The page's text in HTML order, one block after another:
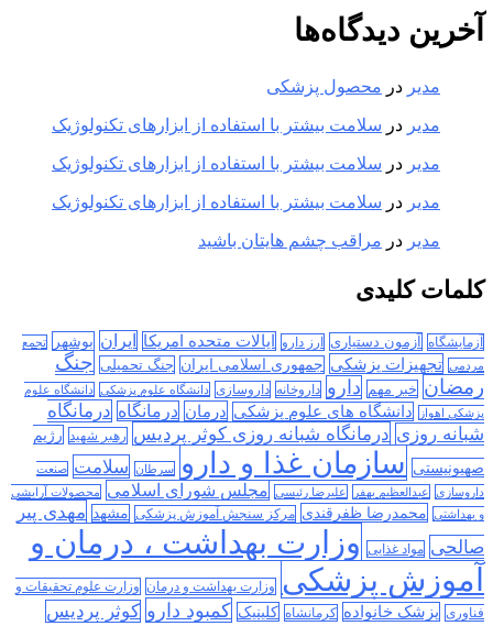
آخرین دیدگاه‌ها
مدیر در محصول پزشکی
مدیر در سلامت بیشتر با استفاده از ابزارهای تکنولوژیک
مدیر در سلامت بیشتر با استفاده از ابزارهای تکنولوژیک
مدیر در سلامت بیشتر با استفاده از ابزارهای تکنولوژیک
مدیر در مراقب چشم هایتان باشید
کلمات کلیدی
آزمایشگاه آزمون دستیاری ارز دارو ایالات متحده امریکا ایران بوشهر
تجمع
مردمی تجهیزات پزشکی جمهوری اسلامی ایران جنگ تحمیلی جنگ
رمضان خبر مهم دارو داروخانه داروسازی دانشگاه علوم پزشکی دانشگاه علوم
پزشکی اهواز
دانشگاه های علوم پزشکی درمان درمانگاه درمانگاه
شبانه روزی درمانگاه شبانه روزی کوثر پردیس رهبر شهید
رژیم
صهیونیستی سازمان غذا و دارو سرطان سلامت صنعت
داروسازی عبدالعظیم بهفر علیرضا رئیسی مجلس شورای اسلامی
محصولات آرایشی
و بهداشتی محمدرضا ظفرقندی مرکز سنجش آموزش پزشکی مشهد مهدی پیر
صالحی مواد غذایی وزارت بهداشت ، درمان و
آموزش پزشکی وزارت بهداشت و درمان وزارت علوم تحقیقات و
فناوری پزشک خانواده کرمانشاه کلینیک کمبود دارو کوثر پردیس